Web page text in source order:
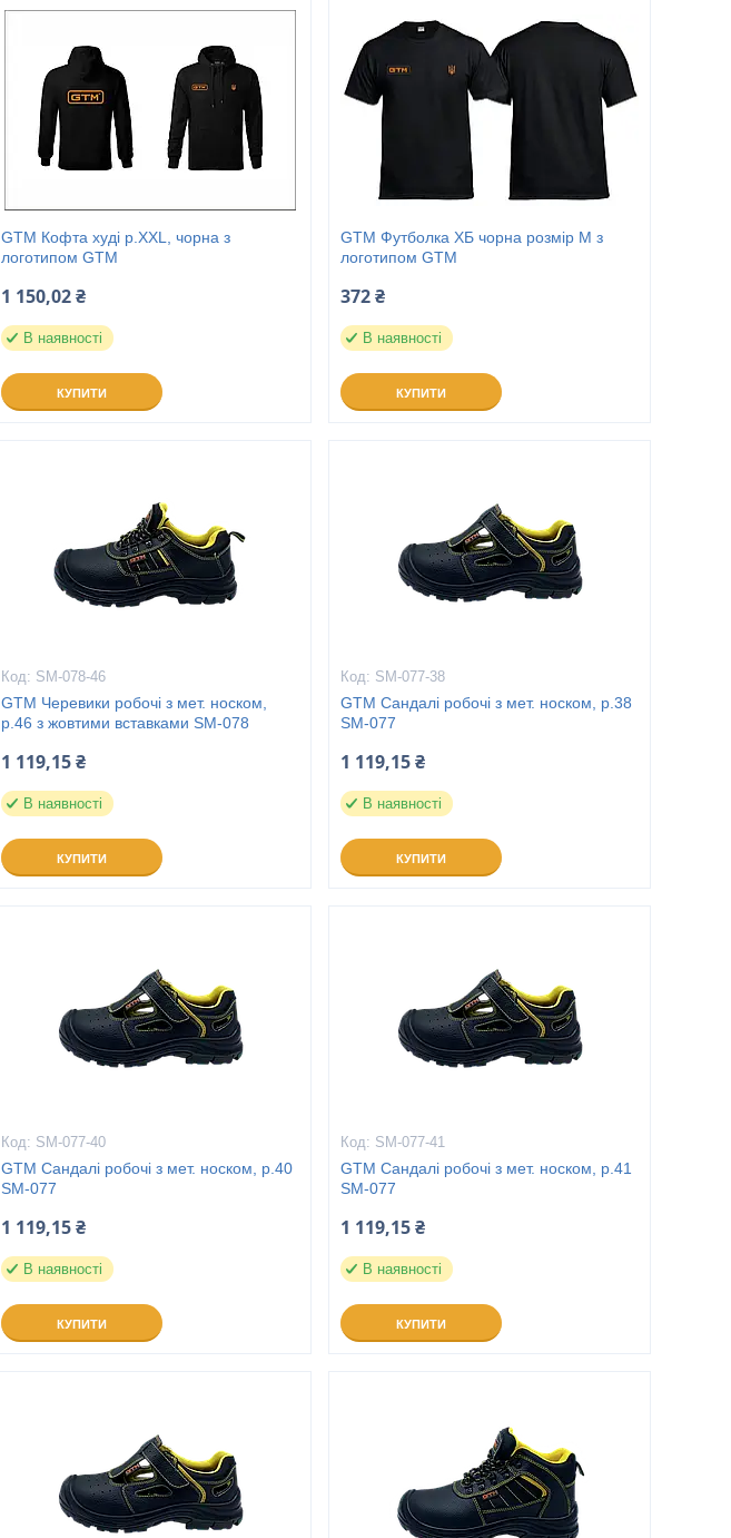
GTM Кофта худі р.XXL, чорна з
логотипом GTM
1 150,02 ₴
В наявності
КУПИТИ
GTM Футболка ХБ чорна розмір M з
логотипом GTM
372 ₴
В наявності
КУПИТИ
SM-078-46
GTM Черевики робочі з мет. носком,
р.46 з жовтими вставками SM-078
1 119,15 ₴
В наявності
КУПИТИ
SM-077-38
GTM Сандалі робочі з мет. носком, р.38
SM-077
1 119,15 ₴
В наявності
КУПИТИ
SM-077-40
GTM Сандалі робочі з мет. носком, р.40
SM-077
1 119,15 ₴
В наявності
КУПИТИ
SM-077-41
GTM Сандалі робочі з мет. носком, р.41
SM-077
1 119,15 ₴
В наявності
КУПИТИ